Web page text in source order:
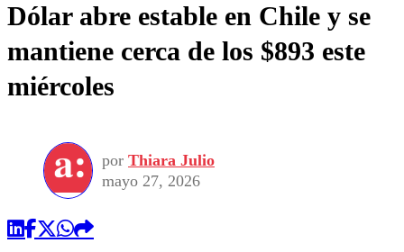
Dólar abre estable en Chile y se
mantiene cerca de los $893 este
miércoles
por Thiara Julio
mayo 27, 2026